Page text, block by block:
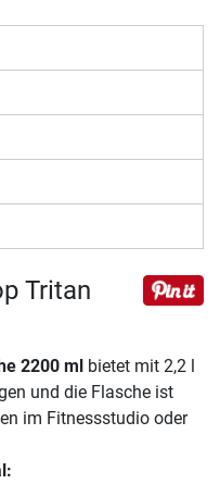
Tritan
2200 ml bietet mit 2,2 l
und die Flasche ist
im Fitnessstudio oder